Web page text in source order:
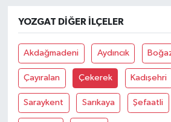
YOZGAT DIĞER İLÇELER
Akdağmadeni Aydıncık
Çayıralan Çekerek Kadışehri
Saraykent Sarıkaya Şefaatli